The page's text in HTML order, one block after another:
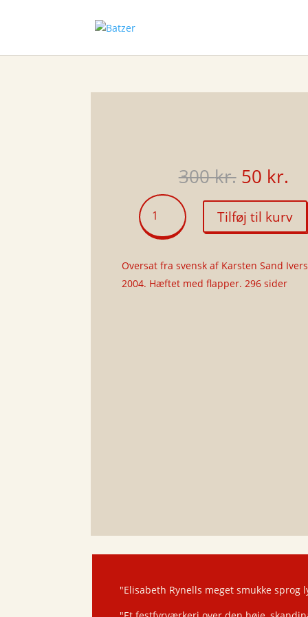
300kr. Den
pris
var:
300 kr..
50 kr.
pris
er:
Hohaj
antal
Tilføj til kurv
Oversat fra svensk af Karsten Sand
2004. Hæftet med flapper. 296 sider
"Elisabeth Rynells meget smukke sprog